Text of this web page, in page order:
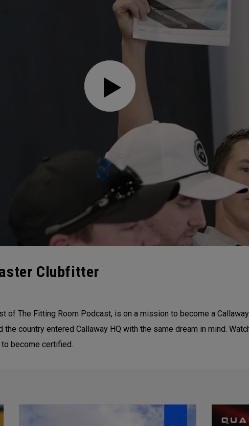
Clubfitter
of The Fitting Room Podcast, is on a mission to become a
country entered Callaway HQ with the same dream in mind.
become certified.